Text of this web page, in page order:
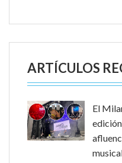
ARTÍCULOS
El